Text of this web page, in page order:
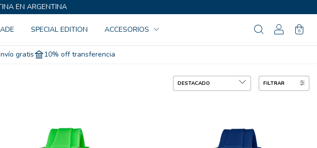
EN ARGENTINA
SPECIAL EDITION ACCESORIOS 0
gratis 10% off transferencia
FILTRAR